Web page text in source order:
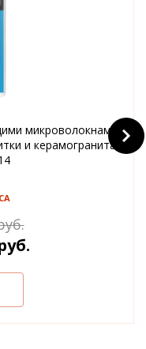
микроволокнами
и керамогранита